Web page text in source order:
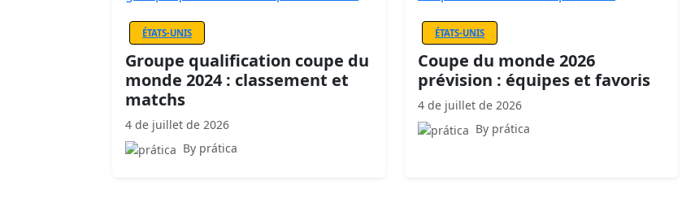
ÉTATS-UNIS
Groupe qualification coupe du
monde 2024 : classement et
matchs
4 de juillet de 2026
By prática
ÉTATS-UNIS
Coupe du monde 2026
prévision : équipes et favoris
4 de juillet de 2026
By prática